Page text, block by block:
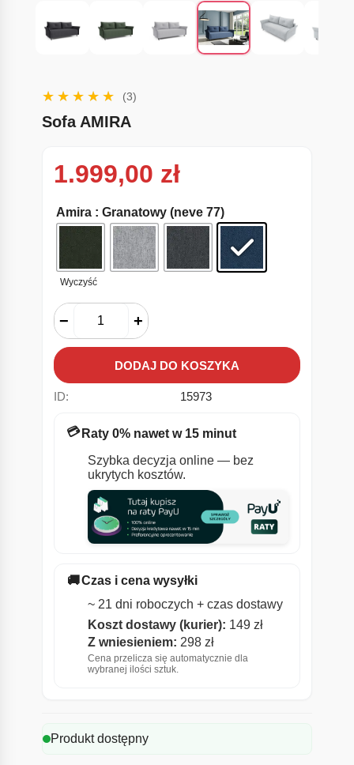
(3)
Sofa AMIRA
1.999,00 zł
Amira : Granatowy (neve 77)
Wyczyść
− +
DODAJ DO KOSZYKA
ID: 15973
💳 Raty 0% nawet w 15 minut
Szybka decyzja online — bez
ukrytych kosztów.
🚚Czas i cena wysyłki
~ 21 dni roboczych + czas dostawy
Koszt dostawy (kurier): 149 zł
Z wniesieniem: 298 zł
Cena przelicza się automatycznie dla
wybranej ilości sztuk.
Produkt dostępny